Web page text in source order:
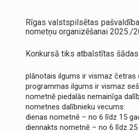
Rīgas valstspilsētas
nometņu organizēšanai 2025./
Konkursā tiks atbalstītas
plānotais ilgums ir vismaz četras
programmas ilgums ir vismaz
nometnē piedalās nemainīga
nometnes dalībnieku vecums:
dienas nometnē – no 6 līdz 15
diennakts nometnē – no 6 līdz 25